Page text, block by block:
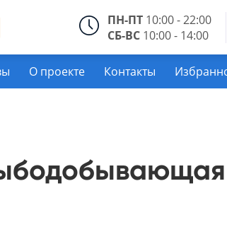
ПН-ПТ 10:00 - 22:00
СБ-ВС 10:00 - 14:00
О проекте Контакты